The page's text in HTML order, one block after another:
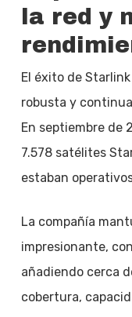
la red y
El éxito de
robusta y
En septiembre de
7.578 satélites
estaban
La compañía
impresionante,
añadiendo cerca
cobertura,